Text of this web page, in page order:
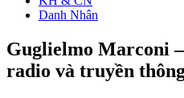
Danh Nhân
Guglielmo Marconi
radio và truyền